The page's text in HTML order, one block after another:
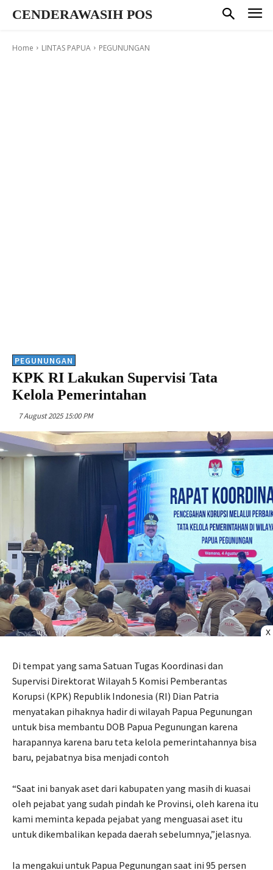
CENDERAWASIH POS
Home LINTAS PAPUA PEGUNUNGAN
PEGUNUNGAN
KPK RI Lakukan Supervisi Tata
Kelola Pemerintahan
7 August 2025 15:00 PM
X
Di tempat yang sama Satuan Tugas Koordinasi dan
Supervisi Direktorat Wilayah 5 Komisi Pemberantas
Korupsi (KPK) Republik Indonesia (RI) Dian Patria
menyatakan pihaknya hadir di wilayah Papua Pegunungan
untuk bisa membantu DOB Papua Pegunungan karena
harapannya karena baru teta kelola pemerintahannya bisa
baru, pejabatnya bisa menjadi contoh
“Saat ini banyak aset dari kabupaten yang masih di kuasai
oleh pejabat yang sudah pindah ke Provinsi, oleh karena itu
kami meminta kepada pejabat yang menguasai aset itu
untuk dikembalikan kepada daerah sebelumnya,”jelasnya.
Ia mengakui untuk Papua Pegunungan saat ini 95 persen